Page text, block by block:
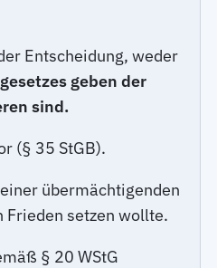
Entscheidung, weder
geben der
sind.
(§ 35 StGB).
übermächtigenden
Frieden setzen wollte.
§ 20 WStG